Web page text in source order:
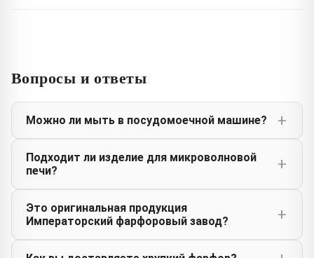
Вопросы и ответы
Можно ли мыть в посудомоечной машине?
Подходит ли изделие для микроволновой
печи?
Это оригинальная продукция
Императорский фарфоровый завод?